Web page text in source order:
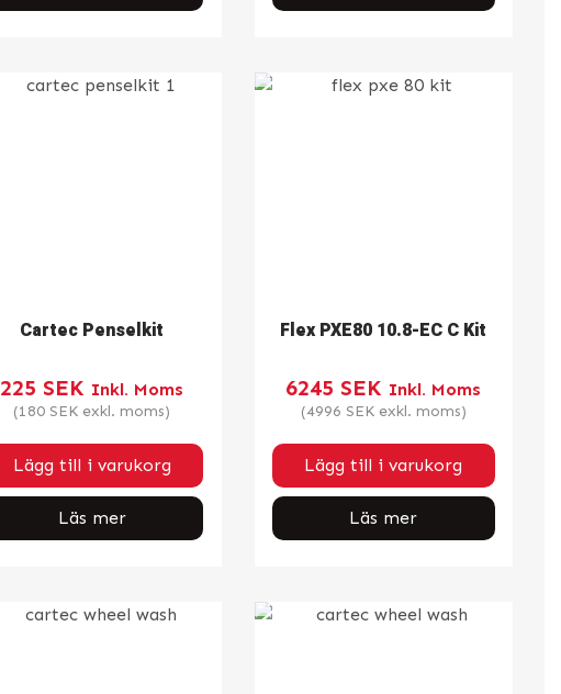
Cartec Penselkit
225 SEK Inkl. Moms
(180 SEK exkl. moms)
Lägg till i varukorg
Läs mer
Flex PXE80 10.8-EC C Kit
6245 SEK Inkl. Moms
(4996 SEKexkl. moms)
Lägg till i varukorg
Läs mer